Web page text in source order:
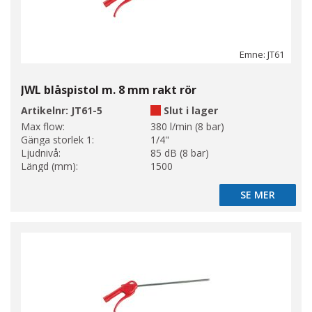
Emne: JT61
JWL blåspistol m. 8 mm rakt rör
Artikelnr: JT61-5
Slut i lager
Max flow:
380 l/min (8 bar)
Gänga storlek 1:
1/4"
Ljudnivå:
85 dB (8 bar)
Längd (mm):
1500
SE MER
SE MER